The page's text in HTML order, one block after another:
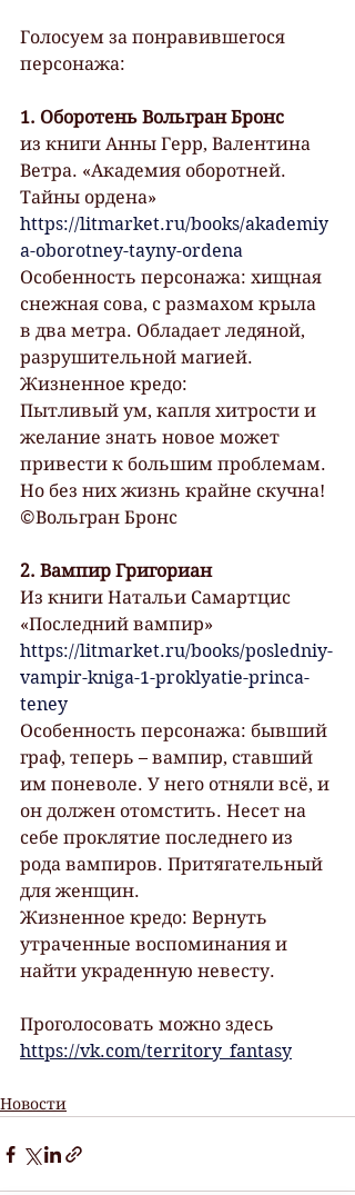
Голосуем за понравившегося
персонажа:
1. Оборотень Вольгран Бронс
из книги Анны Герр, Валентина
Ветра. «Академия оборотней.
Тайны ордена»
https://litmarket.ru/books/akademiy
a-oborotney-tayny-ordena
Особенность персонажа: хищная
снежная сова, с размахом крыла
в два метра. Обладает ледяной,
разрушительной магией.
Жизненное кредо:
Пытливый ум, капля хитрости и
желание знать новое может
привести к большим проблемам.
Но без них жизнь крайне скучна!
©Вольгран Бронс
2. Вампир Григориан
Из книги Натальи Самартцис
«Последний вампир»
https://litmarket.ru/books/posledniy-
vampir-kniga-1-proklyatie-princa-
teney
Особенность персонажа: бывший
граф, теперь – вампир, ставший
им поневоле. У него отняли всё, и
он должен отомстить. Несет на
себе проклятие последнего из
рода вампиров. Притягательный
для женщин.
Жизненное кредо: Вернуть
утраченные воспоминания и
найти украденную невесту.
Проголосовать можно здесь
https://vk.com/territory_fantasy
Новости